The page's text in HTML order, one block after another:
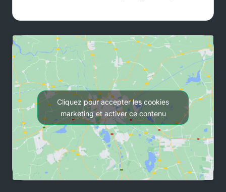
Cliquez pour accepter les cookies
marketing et activer ce contenu